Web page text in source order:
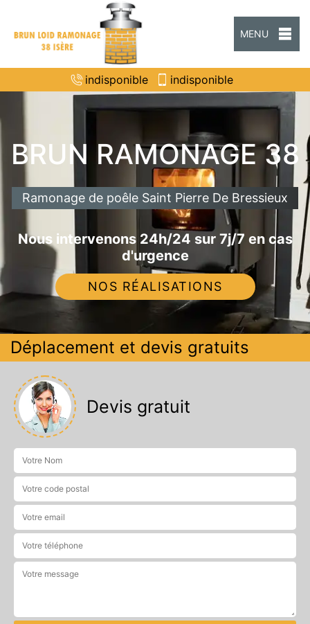
MENU
indisponible indisponible
BRUN RAMONAGE 38
Ramonage de poêle Saint Pierre De Bressieux
Nous intervenons 24h/24 sur 7j/7 en cas
d'urgence
NOS RÉALISATIONS
Déplacement et devis gratuits
Devis gratuit